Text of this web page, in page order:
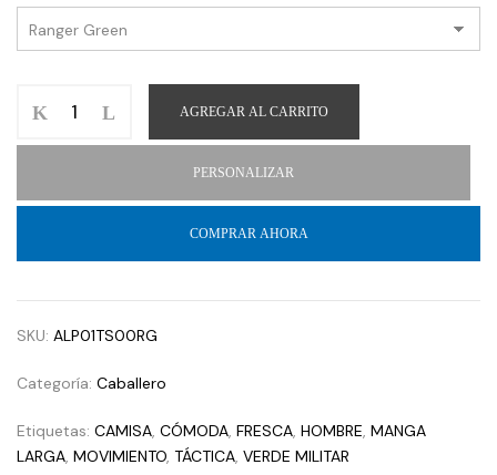
AGREGAR AL CARRITO
PERSONALIZAR
COMPRAR AHORA
SKU: ALP01TS00RG
Categoría: Caballero
Etiquetas: CAMISA, CÓMODA, FRESCA, HOMBRE, MANGA
LARGA, MOVIMIENTO, TÁCTICA, VERDE MILITAR